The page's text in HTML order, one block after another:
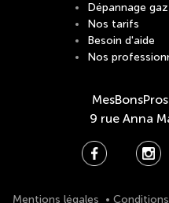
Dépannage gaz
Nos tarifs
Besoin d'aide
Nos
9 rue Anna
Mentions légales •